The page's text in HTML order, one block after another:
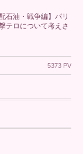
石油・戦争編】パリ
テロについて考えさ
5373 PV